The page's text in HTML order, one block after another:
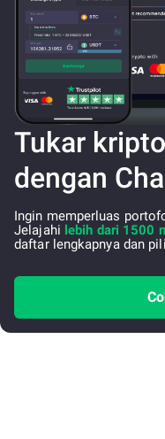
Tukar
dengan
Ingin memperluas
Jelajahi lebih dari 1500
daftar lengkapnya dan